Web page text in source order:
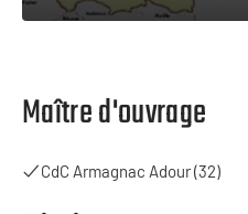
Maître d'ouvrage
CdC Armagnac Adour (32)